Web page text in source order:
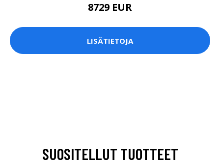
8729 EUR
LISÄTIETOJA
SUOSITELLUT TUOTTEET